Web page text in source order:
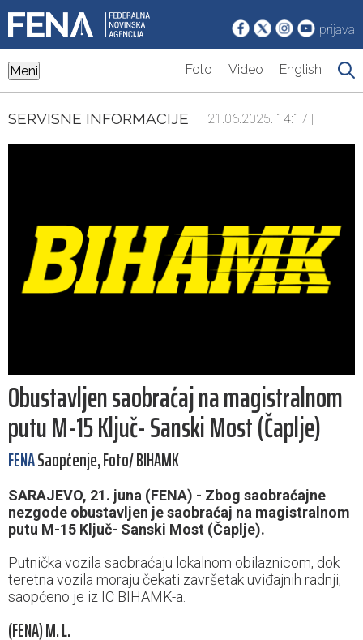
prijava
Meni Foto Video English
SERVISNE INFORMACIJE | 21.06.2025. 14:17 |
Obustavljen saobraćaj na magistralnom
putu M-15 Ključ- Sanski Most (Čaplje)
FENASaopćenje, Foto/ BIHAMK
SARAJEVO, 21. juna (FENA) - Zbog saobraćajne
nezgode obustavljen je saobraćaj na magistralnom
putu M-15 Ključ- Sanski Most (Čaplje).
Putnička vozila saobraćaju lokalnom obilaznicom, dok
teretna vozila moraju čekati završetak uviđajnih radnji,
saopćeno je iz IC BIHAMK-a.
(FENA) M. L.